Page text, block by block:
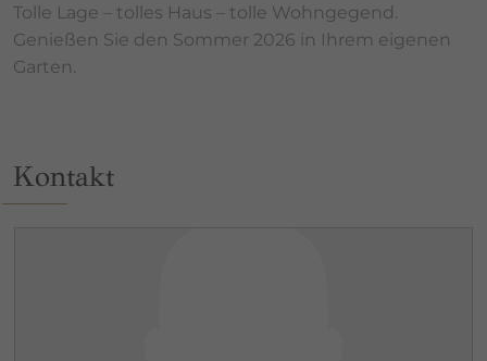
Tolle Lage – tolles Haus – tolle Wohngegend.
Genießen Sie den Sommer 2026 in Ihrem eigenen
Garten.
Kontakt